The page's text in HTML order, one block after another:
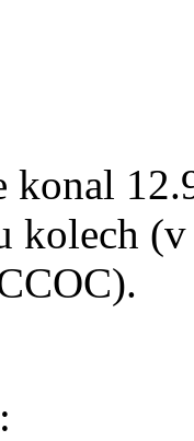
konal
kolech